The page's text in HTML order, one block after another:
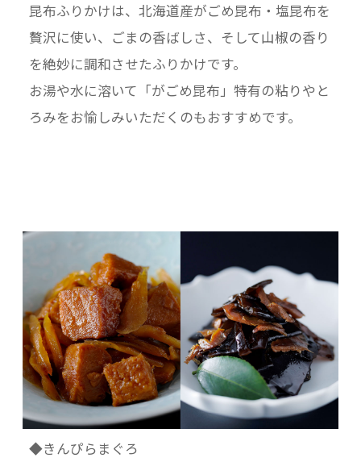
昆布ふりかけは、北海道産がごめ昆布・塩昆布を
贅沢に使い、ごまの香ばしさ、そして山椒の香り
を絶妙に調和させたふりかけです。
お湯や水に溶いて「がごめ昆布」特有の粘りやと
ろみをお愉しみいただくのもおすすめです。
◆きんぴらまぐろ